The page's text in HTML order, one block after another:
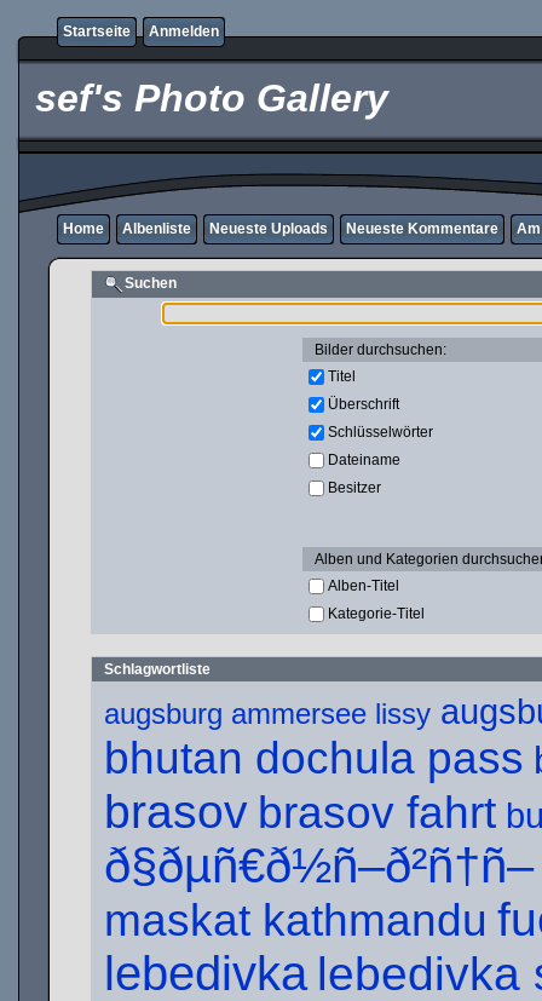
Startseite Anmelden
sef's Photo Gallery
Home Albenliste Neueste Uploads Neueste Kommentare
Suchen
Bilder durchsuchen:
Titel
Überschrift
Schlüsselwörter
Dateiname
Besitzer
Alben und Kategorien
Alben-Titel
Kategorie-Titel
Schlagwortliste
augsburg ammersee lissy
bhutan dochula pass
brasov brasov fahrt
ð§ðµñ€ð½ñ–ð²ñ†ñ–
maskat kathmandu
lebedivka lebedivka